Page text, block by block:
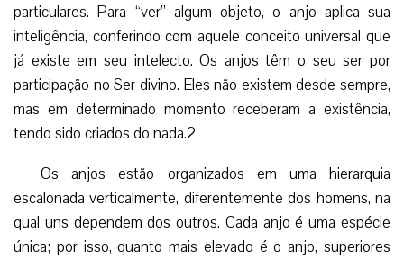
particulares. Para “ver” algum objeto, o anjo aplica sua
inteligência, conferindo com aquele conceito universal que
já existe em seu intelecto. Os anjos têm o seu ser por
participação no Ser divino. Eles não existem desde sempre,
mas em determinado momento receberam a existência,
tendo sido criados do nada.2
Os anjos estão organizados em uma hierarquia
escalonada verticalmente, diferentemente dos homens, na
qual uns dependem dos outros. Cada anjo é uma espécie
única; por isso, quanto mais elevado é o anjo, superiores